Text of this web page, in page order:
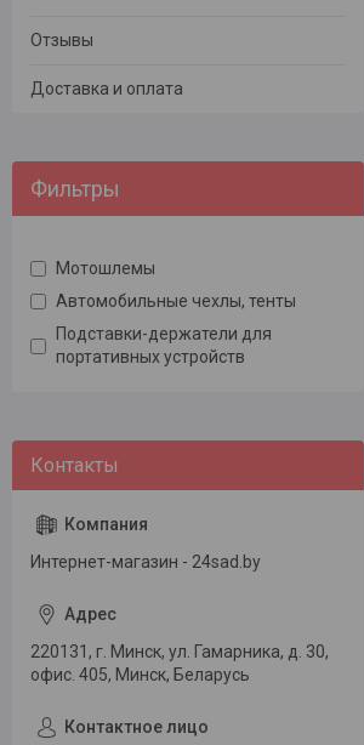
Отзывы
Доставка и оплата
Фильтры
Мотошлемы
Автомобильные чехлы, тенты
Подставки-держатели для
портативных устройств
Интернет-магазин - 24sad.by
220131, г. Минск, ул. Гамарника, д. 30,
офис. 405, Минск, Беларусь